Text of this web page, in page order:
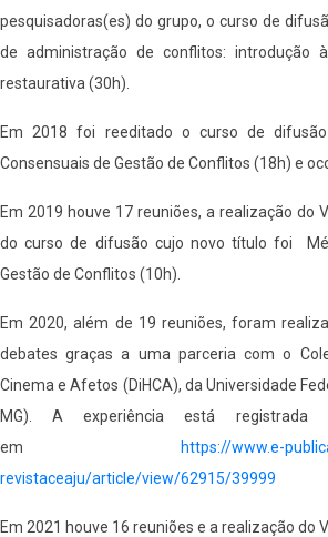
pesquisadoras(es) do grupo, o curso de
de administração de conflitos: introdução
restaurativa (30h).
Em 2018 foi reeditado o curso de
Consensuais de Gestão de Conflitos (18h) e
Em 2019 houve 17 reuniões, a realização do
do curso de difusão cujo novo título foi
Gestão de Conflitos (10h).
Em 2020, além de 19 reuniões, foram
debates graças a uma parceria com o
Cinema e Afetos (DiHCA), da Universidade
MG). A experiência está registrada
em
https://www.e-
revistaceaju/article/view/62915/39999
Em 2021 houve 16 reuniões e a realização do